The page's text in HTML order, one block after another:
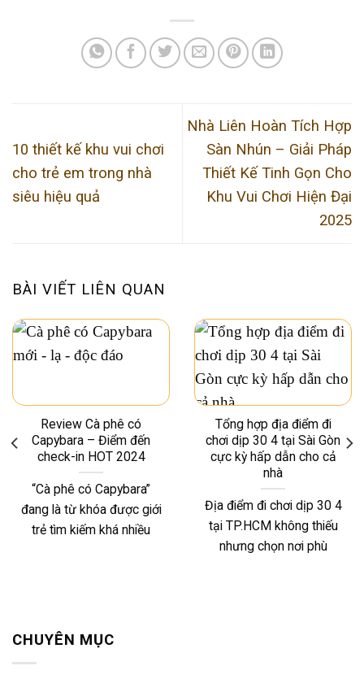
10 thiết kế khu vui chơi
cho trẻ em trong nhà
siêu hiệu quả
Nhà Liên Hoàn Tích Hợp
Sàn Nhún – Giải Pháp
Thiết Kế Tinh Gọn Cho
Khu Vui Chơi Hiện Đại
2025
BÀI VIẾT LIÊN QUAN
Review Cà phê có
Capybara – Điểm đến
check-in HOT 2024
“Cà phê có Capybara”
đang là từ khóa được giới
trẻ tìm kiếm khá nhiều
Tổng hợp địa điểm đi
chơi dịp 30 4 tại Sài Gòn
cực kỳ hấp dẫn cho cả
nhà
Địa điểm đi chơi dịp 30 4
tại TP.HCM không thiếu
nhưng chọn nơi phù
CHUYÊN MỤC